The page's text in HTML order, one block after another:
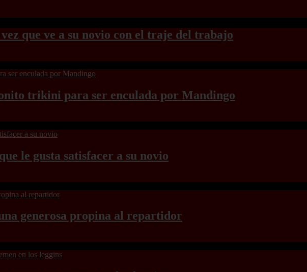
que ve a su novio con el traje del trabajo
trikini para ser enculada por Mandingo
le gusta satisfacer a su novio
generosa propina al repartidor